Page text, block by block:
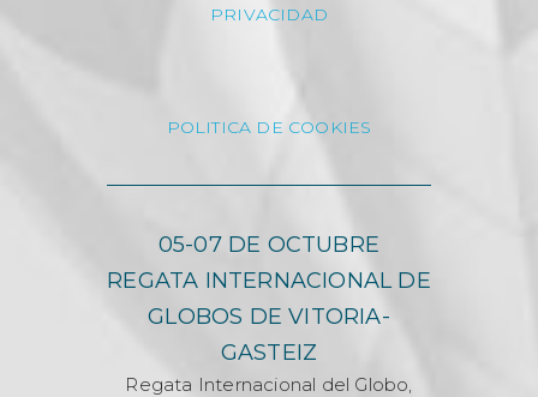
PRIVACIDAD
POLITICA DE COOKIES
05-07 DE OCTUBRE
REGATA INTERNACIONAL DE
GLOBOS DE VITORIA-
GASTEIZ
Regata Internacional del Globo,